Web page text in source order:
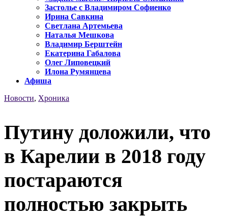
Застолье с Владимиром Софиенко
Ирина Савкина
Светлана Артемьева
Наталья Мешкова
Владимир Берштейн
Екатерина Габалова
Олег Липовецкий
Илона Румянцева
Афиша
Новости, Хроника
Путину доложили, что
в Карелии в 2018 году
постараются
полностью закрыть